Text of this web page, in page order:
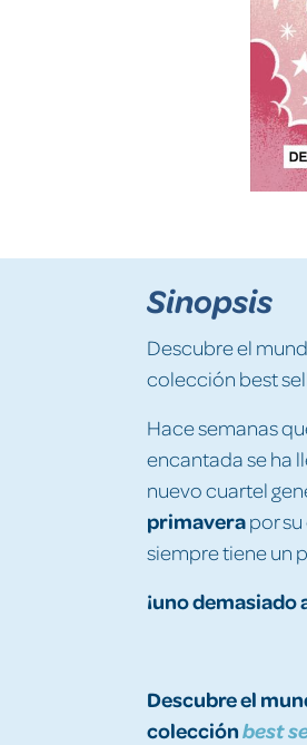
Sinopsis
Descubre el
colección best
Hace semanas
encantada se ha
nuevo cuartel
primaverapor
siempre tiene un
¡uno demasiado
Descubre el
colecciónbest